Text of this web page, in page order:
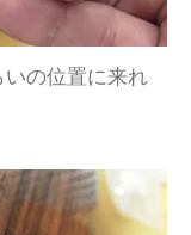
いの位置に来れ